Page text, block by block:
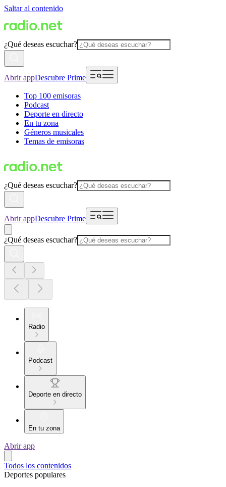
Saltar al contenido
¿Qué deseas escuchar?
Abrir appDescubre Prime
Top 100 emisoras
Podcast
Deporte en directo
En tu zona
Géneros musicales
Temas de emisoras
¿Qué deseas escuchar?
Abrir appDescubre Prime
¿Qué deseas escuchar?
Radio
Podcast
Deporte en directo
En tu zona
Abrir app
Todos los contenidos
Deportes populares